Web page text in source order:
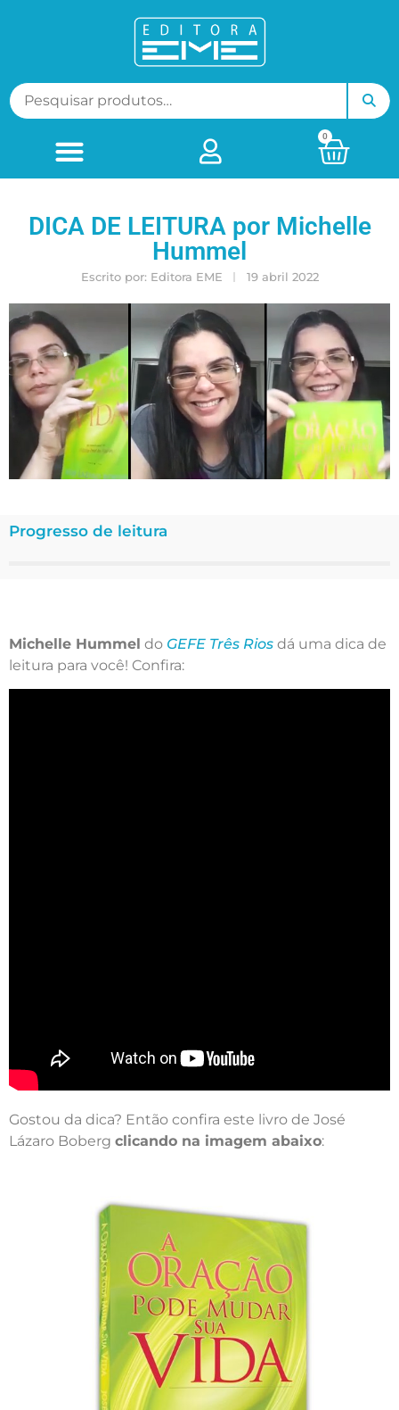
0
DICA DE LEITURA por Michelle
Hummel
Escrito por: Editora EME 19 abril 2022
Progresso de leitura
Michelle Hummel do GEFE Três Rios dá uma dica de
leitura para você! Confira:
Gostou da dica? Então confira este livro de José
Lázaro Boberg clicando na imagem abaixo: